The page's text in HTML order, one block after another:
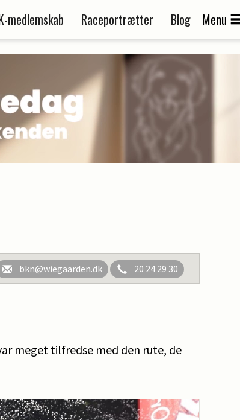
medlemskab Raceportrætter Blog Menu
bkn@wiegaarden.dk 20 24 29 30
meget tilfredse med den rute, de